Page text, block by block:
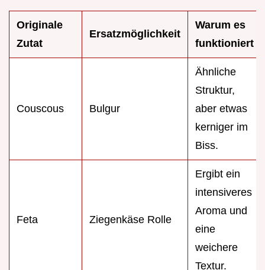
Originale
Zutat
Ersatzmöglichkeit
Warum es
funktioniert
Couscous Bulgur
Ähnliche
Struktur,
aber etwas
kerniger im
Biss.
Feta Ziegenkäse Rolle
Ergibt ein
intensiveres
Aroma und
eine
weichere
Textur.